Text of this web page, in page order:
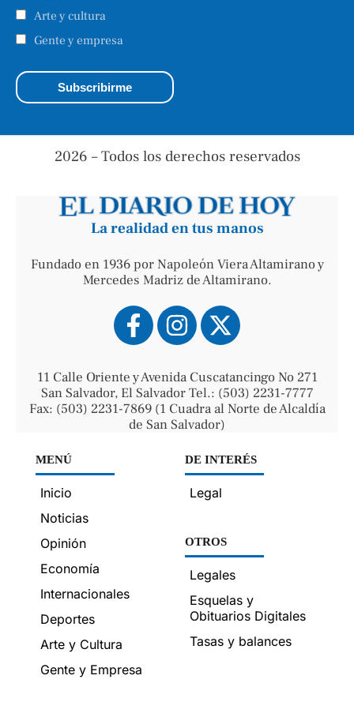
Arte y cultura
Gente y empresa
2026 – Todos los derechos reservados
La realidad en tus manos
Fundado en 1936 por Napoleón Viera Altamirano y
Mercedes Madriz de Altamirano.
11 Calle Oriente y Avenida Cuscatancingo No 271
San Salvador, El Salvador Tel.: (503) 2231-7777
Fax: (503) 2231-7869 (1 Cuadra al Norte de Alcaldía
de San Salvador)
MENÚ
Inicio
Noticias
Opinión
Economía
Internacionales
Deportes
Arte y Cultura
Gente y Empresa
DE INTERÉS
Legal
OTROS
Legales
Esquelas y
Obituarios Digitales
Tasas y balances